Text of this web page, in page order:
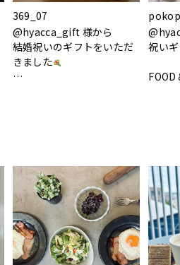
369_07
@hyacca_gift 様から
結婚祝いのギフトをいただ
きました
素敵なギフトを
ありがとうございました
#hyacca #結婚祝い
#お祝い #プレゼント
祝い
FOOD
真っ
いい
#結婚
淡色
結婚
色イ